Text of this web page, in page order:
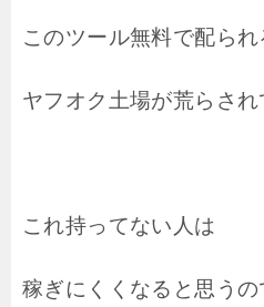
このツール無料で配られ
ヤフオク土場が荒らされ
これ持ってない人は
稼ぎにくくなると思うの